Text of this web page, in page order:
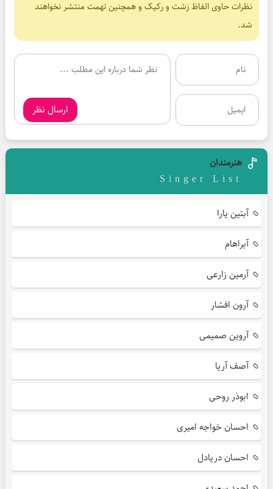
نظرات حاوی الفاظ زشت و رکیک و همچنین تهمت منتشر نخواهند
شد.
ارسال نظر
هنرمندان
Singer List
آبتین یارا
آبراهام
آرمین زارعی
آرون افشار
آروین صمیمی
آصف آریا
ابوذر روحی
احسان خواجه امیری
احسان دریادل